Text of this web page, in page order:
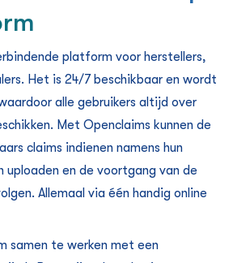
platform voor herstellers,
Het is 24/7 beschikbaar en wordt
alle gebruikers altijd over
Met Openclaims kunnen de
claims indienen namens hun
uploaden en de voortgang van de
Allemaal via één handig online
samen te werken met een